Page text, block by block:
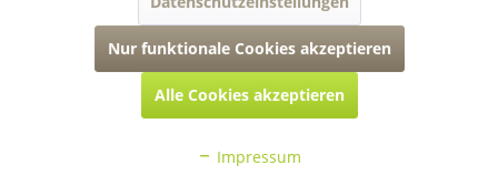
Ab 7 °C wird es unangenehm für deine Katze. Ob Freigänger oder
Stubentiger: Achte auf warme Rückzugsorte, halte deine Katze
Nur funktionale Cookies akzeptieren
Alle Cookies akzeptieren
Impressum